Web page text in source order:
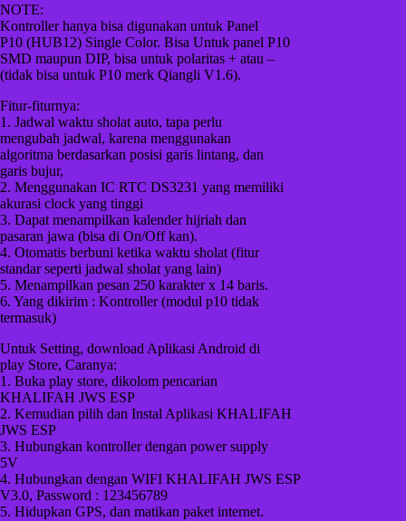
NOTE:
Kontroller hanya bisa digunakan untuk Panel
P10 (HUB12) Single Color. Bisa Untuk panel P10
SMD maupun DIP, bisa untuk polaritas + atau –
(tidak bisa untuk P10 merk Qiangli V1.6).
Fitur-fiturnya:
1. Jadwal waktu sholat auto, tapa perlu
mengubah jadwal, karena menggunakan
algoritma berdasarkan posisi garis lintang, dan
garis bujur,
2. Menggunakan IC RTC DS3231 yang memiliki
akurasi clock yang tinggi
3. Dapat menampilkan kalender hijriah dan
pasaran jawa (bisa di On/Off kan).
4. Otomatis berbuni ketika waktu sholat (fitur
standar seperti jadwal sholat yang lain)
5. Menampilkan pesan 250 karakter x 14 baris.
6. Yang dikirim : Kontroller (modul p10 tidak
termasuk)
Untuk Setting, download Aplikasi Android di
play Store, Caranya:
1. Buka play store, dikolom pencarian
KHALIFAH JWS ESP
2. Kemudian pilih dan Instal Aplikasi KHALIFAH
JWS ESP
3. Hubungkan kontroller dengan power supply
5V
4. Hubungkan dengan WIFI KHALIFAH JWS ESP
V3.0, Password : 123456789
5. Hidupkan GPS, dan matikan paket internet.